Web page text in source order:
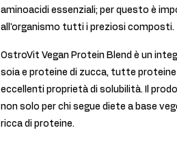
aminoacidi essenziali; per questo è
all'organismo tutti i preziosi composti.
OstroVit Vegan Protein Blend è un
soia e proteine di zucca, tutte proteine
eccellenti proprietà di solubilità. Il
non solo per chi segue diete a base
ricca di proteine.